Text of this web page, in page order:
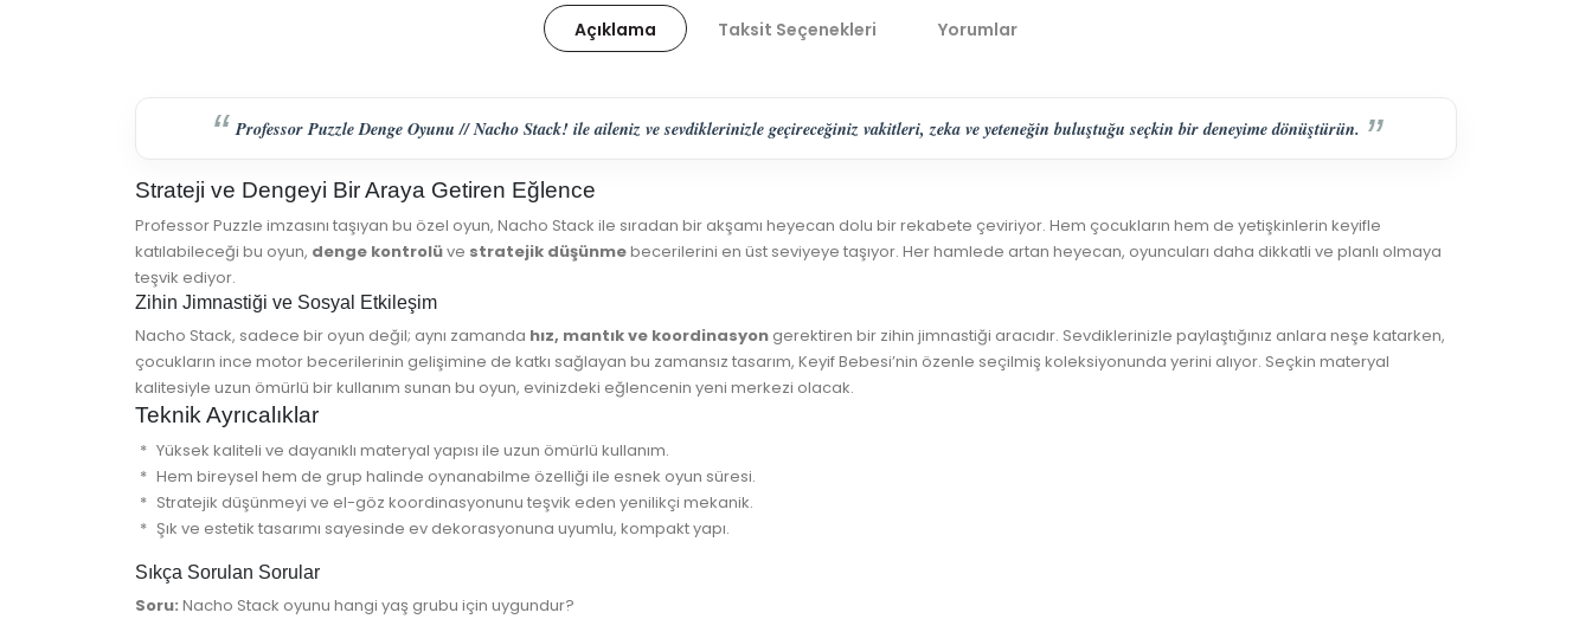
Açıklama Taksit Seçenekleri Yorumlar
Professor Puzzle Denge Oyunu // Nacho Stack! ile aileniz ve sevdiklerinizle geçireceğiniz vakitleri, zeka ve yeteneğin buluştuğu seçkin bir deneyime dönüştürün.
Strateji ve Dengeyi Bir Araya Getiren Eğlence
Professor Puzzle imzasını taşıyan bu özel oyun, Nacho Stack ile sıradan bir akşamı heyecan dolu bir rekabete çeviriyor. Hem çocukların hem de yetişkinlerin keyifle
katılabileceği bu oyun, denge kontrolüve stratejik düşünmebecerilerini en üst seviyeye taşıyor. Her hamlede artan heyecan, oyuncuları daha dikkatli ve planlı olmaya
teşvik ediyor.
Zihin Jimnastiği ve Sosyal Etkileşim
Nacho Stack, sadece bir oyun değil; aynı zamanda hız, mantık ve koordinasyon gerektiren bir zihin jimnastiği aracıdır. Sevdiklerinizle paylaştığınız anlara neşe katarken,
çocukların ince motor becerilerinin gelişimine de katkı sağlayan bu zamansız tasarım, Keyif Bebesi’nin özenle seçilmiş koleksiyonunda yerini alıyor. Seçkin materyal
kalitesiyle uzun ömürlü bir kullanım sunan bu oyun, evinizdeki eğlencenin yeni merkezi olacak.
Teknik Ayrıcalıklar
Yüksek kaliteli ve dayanıklı materyal yapısı ile uzun ömürlü kullanım.
Hem bireysel hem de grup halinde oynanabilme özelliği ile esnek oyun süresi.
Stratejik düşünmeyi ve el-göz koordinasyonunu teşvik eden yenilikçi mekanik.
Şık ve estetik tasarımı sayesinde ev dekorasyonuna uyumlu, kompakt yapı.
Sıkça Sorulan Sorular
Soru: Nacho Stack oyunu hangi yaş grubu için uygundur?